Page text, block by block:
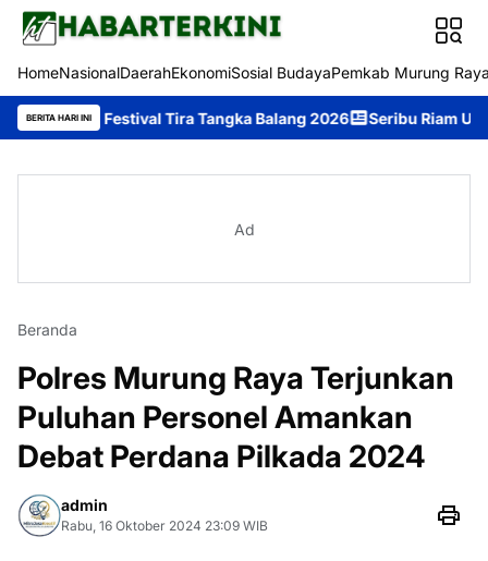
HomeNasionalDaerahEkonomiSosial BudayaPemkab Murung
BERITA HARI INI
Festival Tira Tangka Balang 2026 Seribu Riam Ukir Prestasi
Ad
Beranda
Polres Murung Raya Terjunkan
Puluhan Personel Amankan
Debat Perdana Pilkada 2024
admin
Rabu, 16 Oktober 2024 23:09 WIB